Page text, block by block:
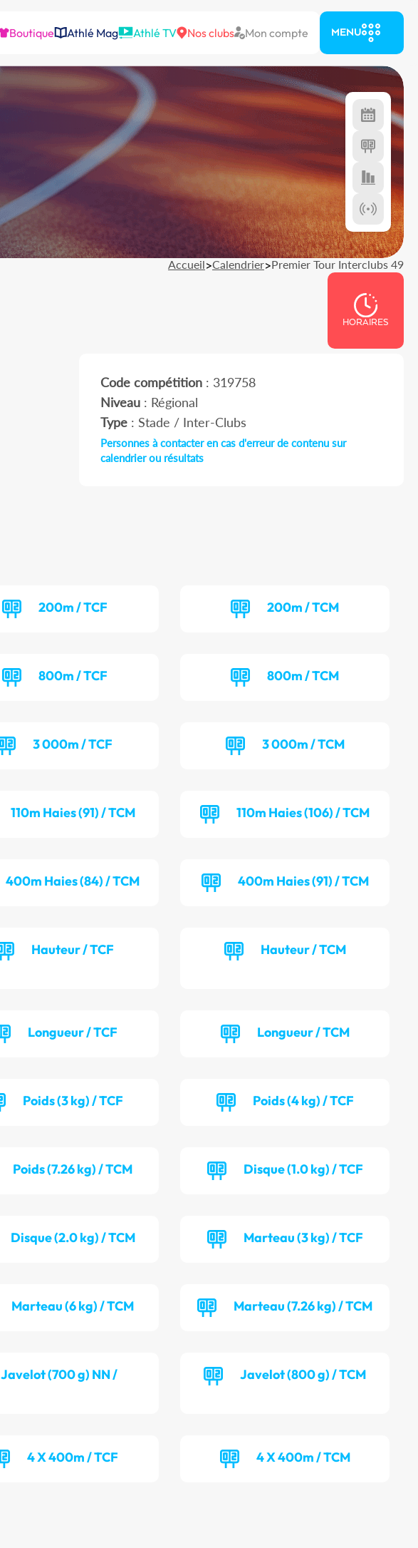
Boutique Athlé Mag Athlé TV Nos clubs Mon compte MENU
Accueil>Calendrier>Premier Tour Interclubs 49
HORAIRES
Code compétition: 319758
Niveau: Régional
Type: Stade / Inter-Clubs
Personnes à contacter en cas d'erreur de contenu sur
calendrier ou résultats
200m / TCF 200m / TCM
800m / TCF 800m / TCM
3 000m / TCF 3 000m / TCM
110m Haies (91) / TCM 110m Haies (106) / TCM
400m Haies (84) / TCM 400m Haies (91) / TCM
Hauteur / TCF Hauteur / TCM
Longueur / TCF Longueur / TCM
Poids (3 kg) / TCF Poids (4 kg) / TCF
Poids (7.26 kg) / TCM Disque (1.0 kg) / TCF
Disque (2.0 kg) / TCM Marteau (3 kg) / TCF
Marteau (6 kg) / TCM Marteau (7.26 kg) / TCM
Javelot (700 g) NN /
Javelot (800 g) / TCM
4 X 400m / TCF 4 X 400m / TCM